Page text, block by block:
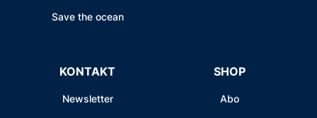
Save the ocean
KONTAKT
Newsletter
SHOP
Abo